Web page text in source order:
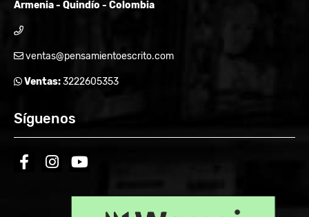
Armenia - Quindío - Colombia
ventas@pensamientoescrito.com
Ventas:3222605353
Síguenos
facebookinstagramyoutube